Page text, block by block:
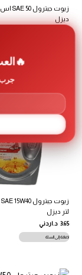
ديزل
لتر ديزل
3.65 د.اردني
إضافة إلى السلة